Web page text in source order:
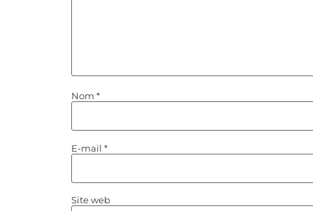
Nom *
E-mail *
Site web